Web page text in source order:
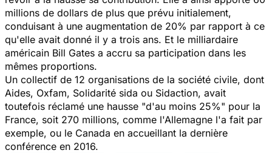
millions de dollars de plus que prévu initialement,
conduisant à une augmentation de 20% par rapport à ce
qu'elle avait donné il y a trois ans. Et le milliardaire
américain Bill Gates a accru sa participation dans les
mêmes proportions.
Un collectif de 12 organisations de la société civile, dont
Aides, Oxfam, Solidarité sida ou Sidaction, avait
toutefois réclamé une hausse "d'au moins 25%" pour la
France, soit 270 millions, comme l'Allemagne l'a fait par
exemple, ou le Canada en accueillant la dernière
conférence en 2016.